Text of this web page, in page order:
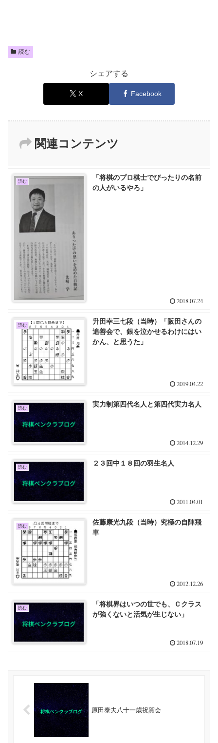
読む
シェアする
X Facebook
関連コンテンツ
読む
「将棋のプロ棋士でぴったりの名前
の人がいるやろ」
2018.07.24
読む
升田幸三七段（当時）「阪田さんの
追善会で、銀を泣かせるわけにはい
かん、と思うた」
2019.04.22
読む 実力制第四代名人と第四代実力名人
2014.12.29
読む ２３回中１８回の羽生名人
2011.04.01
読む
佐藤康光九段（当時）究極の自陣飛
車
2012.12.26
読む
「将棋界はいつの世でも、Ｃクラス
が強くないと活気が生じない」
2018.07.19
原田泰夫八十一歳祝賀会